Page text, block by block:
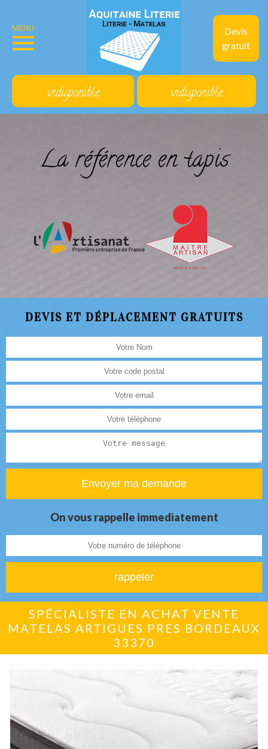
Devis
gratuit
MENU
indisponible indisponible
La référence en tapis
DEVIS ET DÉPLACEMENT GRATUITS
On vous rappelle immediatement
SPÉCIALISTE EN ACHAT VENTE
MATELAS ARTIGUES PRES BORDEAUX
33370